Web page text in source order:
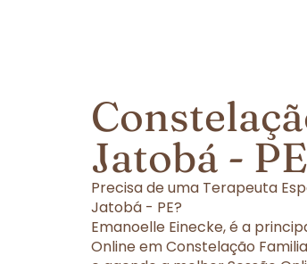
Jatobá - PE
Precisa de uma Terapeuta
Jatobá - PE?
Emanoelle Einecke, é a
Online em Constelação